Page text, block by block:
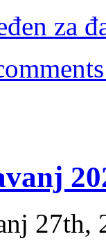
za
27th,